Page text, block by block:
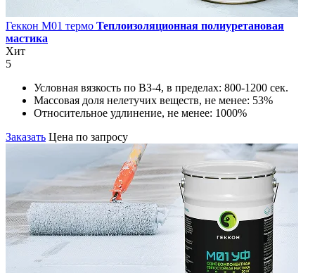
Геккон М01 термо Теплоизоляционная полиуретановая
мастика
Хит
5
Условная вязкость по ВЗ-4, в пределах: 800-1200 сек.
Массовая доля нелетучих веществ, не менее: 53%
Относительное удлинение, не менее: 1000%
Заказать Цена по запросу